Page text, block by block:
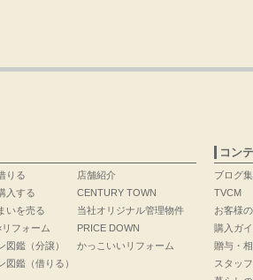
りる
入する
いを売る
フォーム
図鑑（分譲）
図鑑（借りる）
店舗紹介
CENTURY TOWN
当社オリジナル管理物件
PRICE DOWN
かっこいいリフォーム
コン
ブログ集
TVCM
お客様
購入ガ
贈与・
スタッ